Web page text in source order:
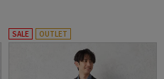
SALE OUTLET